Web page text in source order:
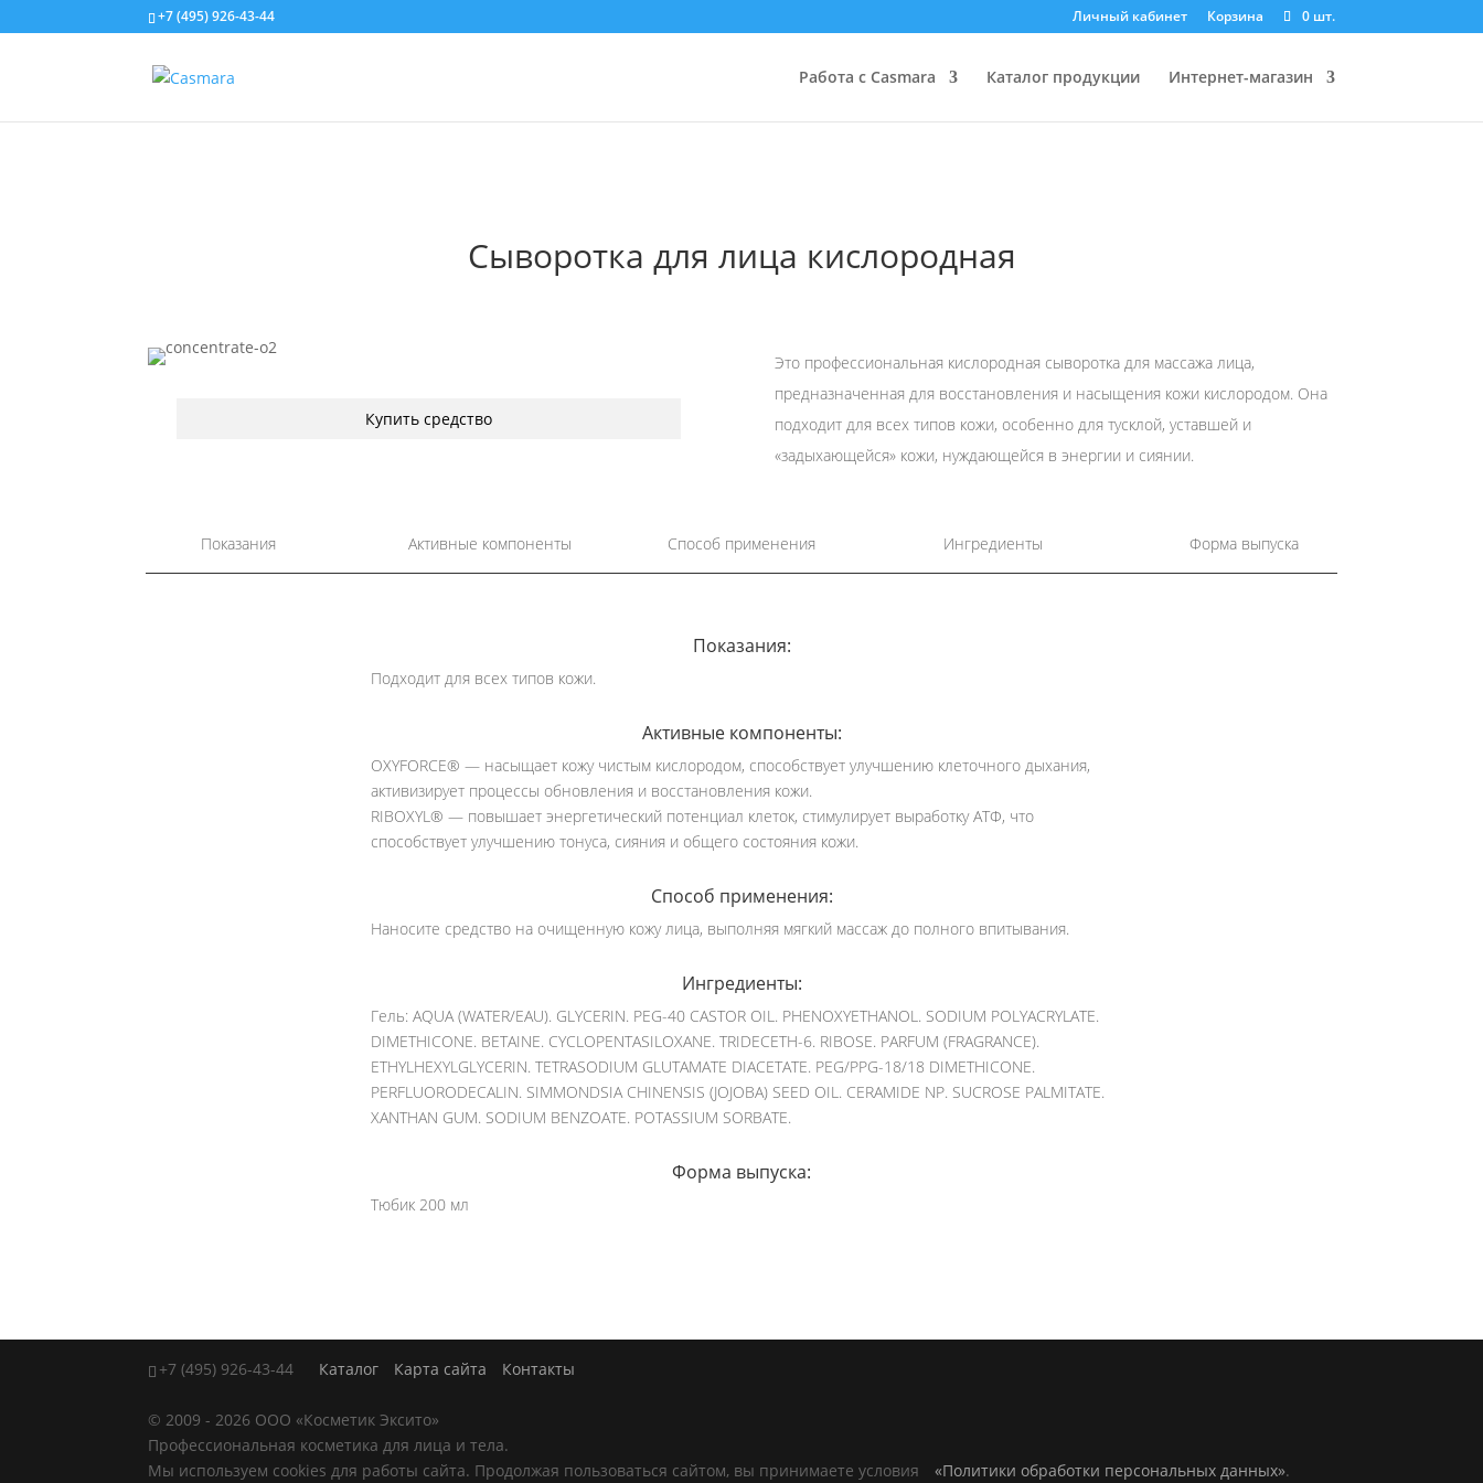
+7 (495) 926-43-44 Личный кабинет Корзина 0 шт.
Работа с Casmara Каталог продукции Интернет-магазин
Сыворотка для лица кислородная
Купить средство
Это профессиональная кислородная сыворотка для массажа лица,
предназначенная для восстановления и насыщения кожи кислородом. Она
подходит для всех типов кожи, особенно для тусклой, уставшей и
«задыхающейся» кожи, нуждающейся в энергии и сиянии.
Показания Активные компоненты Способ применения Ингредиенты Форма выпуска
Показания:
Подходит для всех типов кожи.
Активные компоненты:
OXYFORCE® — насыщает кожу чистым кислородом, способствует улучшению клеточного дыхания,
активизирует процессы обновления и восстановления кожи.
RIBOXYL® — повышает энергетический потенциал клеток, стимулирует выработку АТФ, что
способствует улучшению тонуса, сияния и общего состояния кожи.
Способ применения:
Наносите средство на очищенную кожу лица, выполняя мягкий массаж до полного впитывания.
Ингредиенты:
Гель: AQUA (WATER/EAU). GLYCERIN. PEG-40 CASTOR OIL. PHENOXYETHANOL. SODIUM POLYACRYLATE.
DIMETHICONE. BETAINE. CYCLOPENTASILOXANE. TRIDECETH-6. RIBOSE. PARFUM (FRAGRANCE).
ETHYLHEXYLGLYCERIN. TETRASODIUM GLUTAMATE DIACETATE. PEG/PPG-18/18 DIMETHICONE.
PERFLUORODECALIN. SIMMONDSIA CHINENSIS (JOJOBA) SEED OIL. CERAMIDE NP. SUCROSE PALMITATE.
XANTHAN GUM. SODIUM BENZOATE. POTASSIUM SORBATE.
Форма выпуска:
Тюбик 200 мл
+7 (495) 926-43-44 Каталог Карта сайта Контакты
© 2009 - 2026 ООО «Косметик Эксито»
Профессиональная косметика для лица и тела.
Мы используем cookies для работы сайта. Продолжая пользоваться сайтом, вы принимаете условия
«Политики обработки персональных данных».